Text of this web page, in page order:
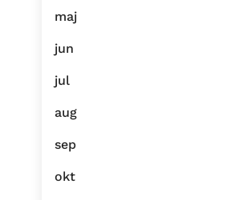
maj
jun
jul
aug
sep
okt